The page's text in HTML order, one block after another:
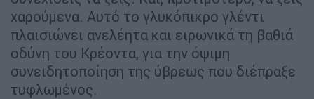
χαρούμενα. Αυτό το γλυκόπικρο γλέντι
πλαισιώνει ανελέητα και ειρωνικά τη βαθιά
οδύνη του Κρέοντα, για την όψιμη
συνειδητοποίηση της ύβρεως που διέπραξε
τυφλωμένος.